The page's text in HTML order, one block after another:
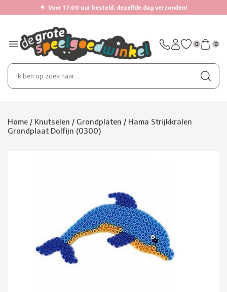
★ Voor 17:00 uur besteld, dezelfde dag verzonden!
0 0
Home / Knutselen / Grondplaten / Hama Strijkkralen
Grondplaat Dolfijn (0300)